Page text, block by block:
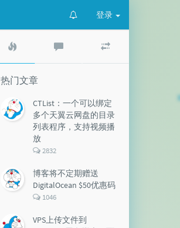
登录
文
章
评
文
热门文章
CTList：一个可以绑定
多个天翼云网盘的目录
列表程序，支持视频播
放
评
数：
2832
博客将不定期赠送
DigitalOcean $50优惠码
评
数：
1046
VPS上传文件到